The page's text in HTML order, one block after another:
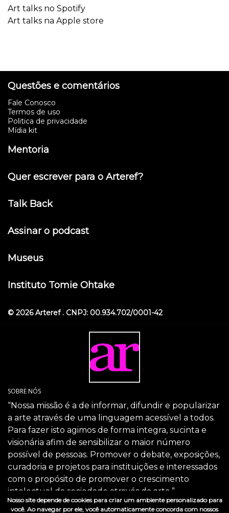
Art talks no Spotify
Art talks na Apple store
Questões e comentários
Fale Conosco
Termos de uso
Politica de privacidade
Mídia kit
Mentoria
Quer escrever para o Arteref?
Talk Back
Assinar o podcast
Museus
Instituto Tomie Ohtake
© 2026 Arteref . CNPJ: 00.934.702/0001-42
SOBRE NÓS
“Nossa missão é a de informar, difundir e popularizar
a arte através de uma linguagem acessível a todos.
Para fazer isto agimos de forma integra, sucinta e
visionária afim de sensibilizar o maior número
possível de pessoas. Promover o debate, exposições,
curadoria e projetos para instituições e interessados
com o propósito de promover o crescimento
intelectual da sociedade através da arte.”
SIGA-NOS
Nosso site depende de cookies para criar um ambiente personalizado para
você. Ao navegar por ele, você automaticamente concorda com nossos